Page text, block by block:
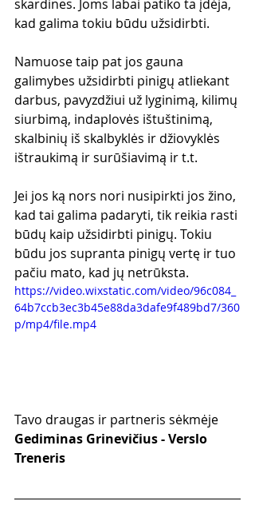
skardines. Joms labai patiko ta įdėja,
kad galima tokiu būdu užsidirbti.
Namuose taip pat jos gauna
galimybes užsidirbti pinigų atliekant
darbus, pavyzdžiui už lyginimą, kilimų
siurbimą, indaplovės ištuštinimą,
skalbinių iš skalbyklės ir džiovyklės
ištraukimą ir surūšiavimą ir t.t.
Jei jos ką nors nori nusipirkti jos žino,
kad tai galima padaryti, tik reikia rasti
būdų kaip užsidirbti pinigų. Tokiu
būdu jos supranta pinigų vertę ir tuo
pačiu mato, kad jų netrūksta.
https://video.wixstatic.com/video/96c084_
64b7ccb3ec3b45e88da3dafe9f489bd7/360
p/mp4/file.mp4
Tavo draugas ir partneris sėkmėje
Gediminas Grinevičius - Verslo
Treneris